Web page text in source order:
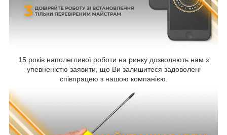
15 років наполегливої роботи на ринку дозволяють нам з
упевненістю заявити, що Ви залишитеся задоволені
співпрацею з нашою компанією.